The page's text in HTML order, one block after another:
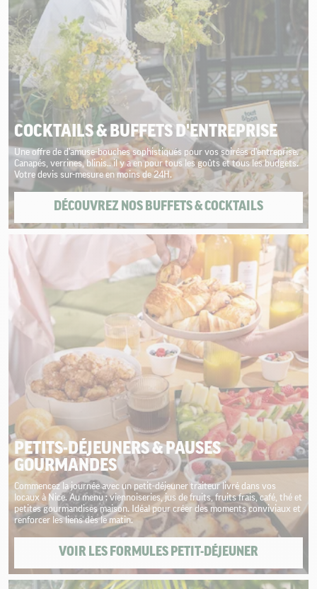
COCKTAILS & BUFFETS D'ENTREPRISE
Une offre de d'amuse-bouches sophistiqués pour vos soirées d'entreprise.
Canapés, verrines, blinis.. il y a en pour tous les goûts et tous les budgets.
Votre devis sur-mesure en moins de 24H.
DÉCOUVREZ NOS BUFFETS & COCKTAILS
PETITS-DÉJEUNERS & PAUSES
GOURMANDES
Commencez la journée avec un petit-déjeuner traiteur livré dans vos
locaux à Nice. Au menu : viennoiseries, jus de fruits, fruits frais, café, thé et
petites gourmandises maison. Idéal pour créer des moments conviviaux et
renforcer les liens dès le matin.
VOIR LES FORMULES PETIT-DÉJEUNER